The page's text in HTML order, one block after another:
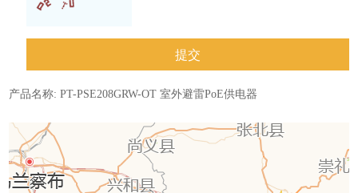
产品名称:PT-PSE208GRW-OT 室外避雷PoE供电器